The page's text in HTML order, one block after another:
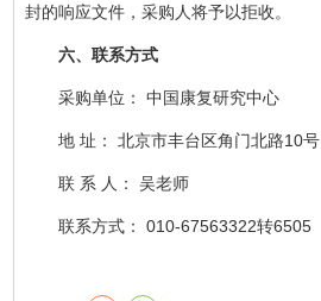
封的响应文件，采购人将予以拒收。
六、联系方式
采购单位： 中国康复研究中心
地 址： 北京市丰台区角门北路10号
联 系 人： 吴老师
联系方式： 010-67563322转6505